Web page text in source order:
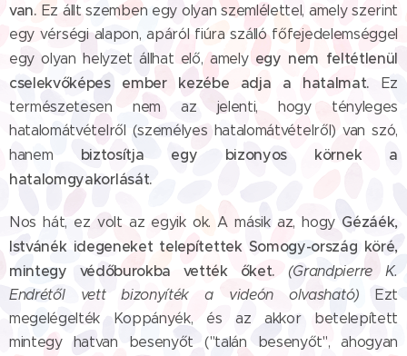
van. Ez állt szemben egy olyan szemlélettel, amely szerint
egy vérségi alapon, apáról fiúra szálló főfejedelemséggel
egy olyan helyzet állhat elő, amely egy nem feltétlenül
cselekvőképes ember kezébe adja a hatalmat. Ez
természetesen nem az jelenti, hogy tényleges
hatalomátvételről (személyes hatalomátvételről) van szó,
hanem biztosítja egy bizonyos körnek a
hatalomgyakorlását.
Nos hát, ez volt az egyik ok. A másik az, hogy Gézáék,
Istvánék idegeneket telepítettek Somogy-ország köré,
mintegy védőburokba vették őket.
(Grandpierre K.
Endrétől vett bizonyíték a videón olvasható) Ezt
megelégelték Koppányék, és az akkor betelepített
mintegy hatvan besenyőt ("talán besenyőt", ahogyan